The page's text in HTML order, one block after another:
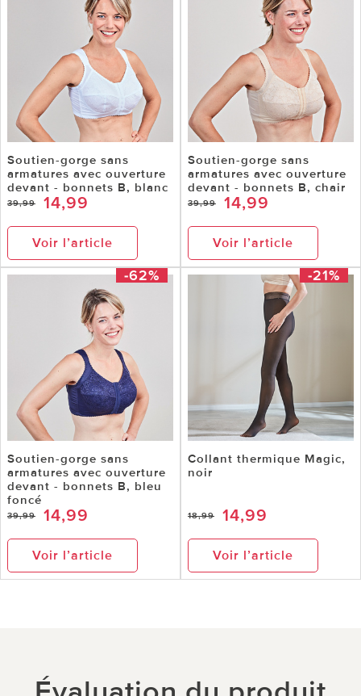
Soutien-gorge sans
armatures avec ouverture
devant - bonnets B, blanc
39,99 14,99
Voir l’article
Soutien-gorge sans
armatures avec ouverture
devant - bonnets B, chair
39,99 14,99
Voir l’article
-62%
Soutien-gorge sans
armatures avec ouverture
devant - bonnets B, bleu
foncé
39,99 14,99
Voir l’article
-21%
Collant thermique Magic,
noir
18,99 14,99
Voir l’article